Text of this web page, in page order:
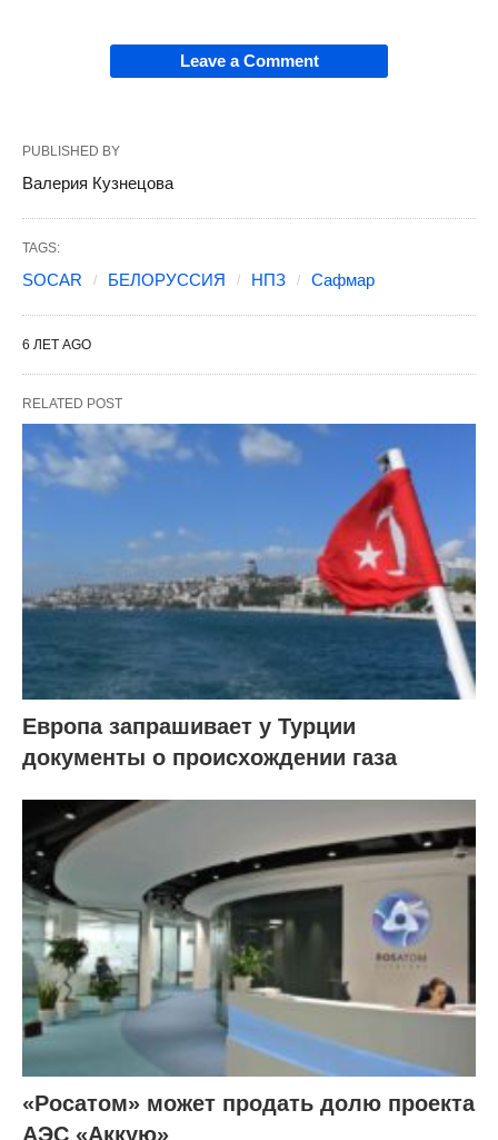
Leave a Comment
PUBLISHED BY
Валерия Кузнецова
TAGS:
SOCAR БЕЛОРУССИЯ НПЗ Сафмар
6 ЛЕТ AGO
RELATED POST
Европа запрашивает у Турции
документы о происхождении газа
«Росатом» может продать долю проекта
АЭС «Аккую»